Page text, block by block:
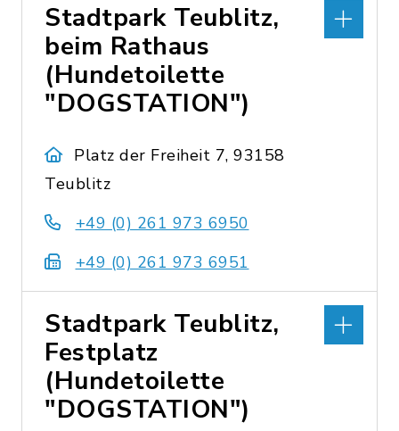
Stadtpark Teublitz,
beim Rathaus
(Hundetoilette
"DOGSTATION")
Platz der Freiheit 7, 93158
Teublitz
+49 (0) 261 973 6950
+49 (0) 261 973 6951
Stadtpark Teublitz,
Festplatz
(Hundetoilette
"DOGSTATION")